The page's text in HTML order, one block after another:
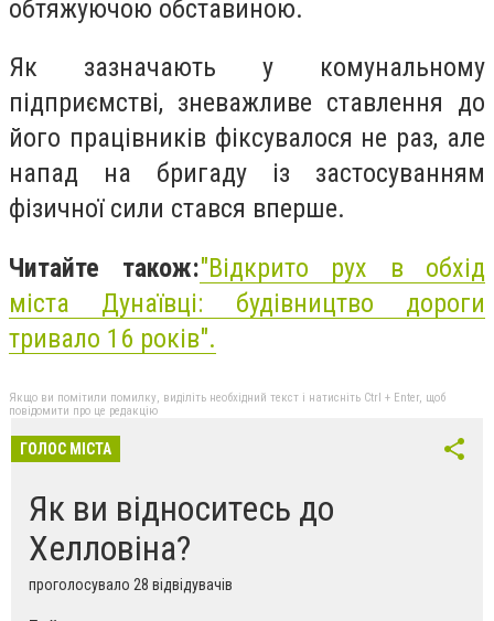
обтяжуючою обставиною.
Як зазначають у комунальному
підприємстві, зневажливе ставлення до
його працівників фіксувалося не раз, але
напад на бригаду із застосуванням
фізичної сили стався вперше.
Читайте також:"Відкрито рух в обхід
міста Дунаївці: будівництво дороги
тривало 16 років".
Якщо ви помітили помилку, виділіть необхідний текст і натисніть Ctrl + Enter, щоб
повідомити про це редакцію
ГОЛОС МІСТА
Як ви відноситесь до
Хелловіна?
проголосувало 28 відвідувачів